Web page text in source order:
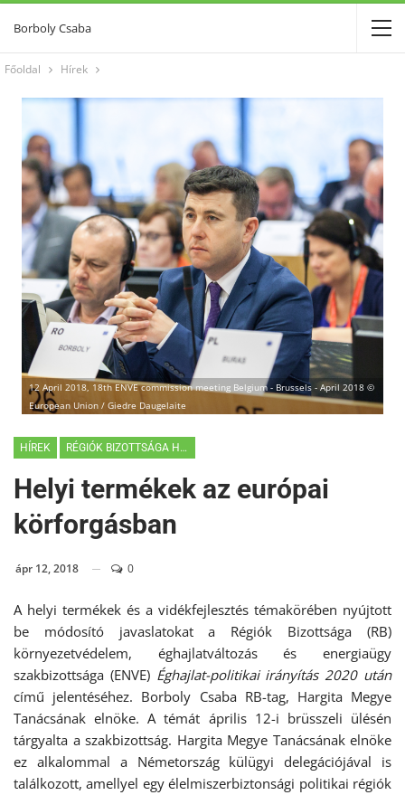
Borboly Csaba
Főoldal Hírek
12 April 2018, 18th ENVE commission meeting Belgium - Brussels - April 2018 ©
European Union / Giedre Daugelaite
HÍREK RÉGIÓK BIZOTTSÁGA HÍREK
Helyi termékek az európai
körforgásban
ápr 12, 2018 0
A helyi termékek és a vidékfejlesztés témakörében nyújtott
be módosító javaslatokat a Régiók Bizottsága (RB)
környezetvédelem, éghajlatváltozás és energiaügy
szakbizottsága (ENVE) Éghajlat-politikai irányítás 2020 után
című jelentéséhez. Borboly Csaba RB-tag, Hargita Megye
Tanácsának elnöke. A témát április 12-i brüsszeli ülésén
tárgyalta a szakbizottság. Hargita Megye Tanácsának elnöke
ez alkalommal a Németország külügyi delegációjával is
találkozott, amellyel egy élelmiszerbiztonsági politikai régiók